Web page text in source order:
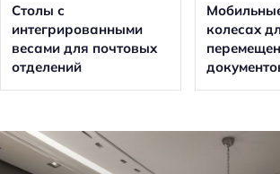
Столы с
интегрированными
весами для почтовых
отделений
колесах